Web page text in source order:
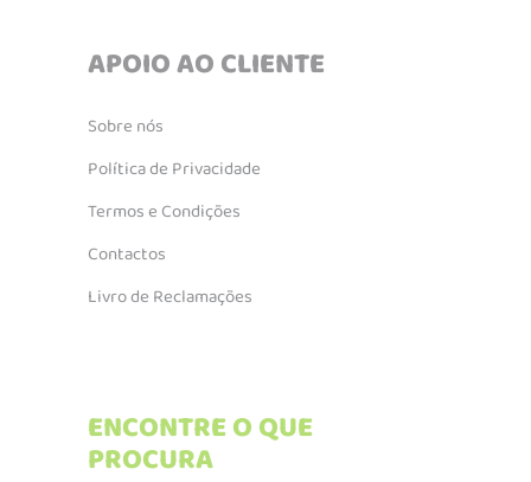
APOIO AO CLIENTE
Sobre nós
Política de Privacidade
Termos e Condições
Contactos
Livro de Reclamações
ENCONTRE O QUE
PROCURA